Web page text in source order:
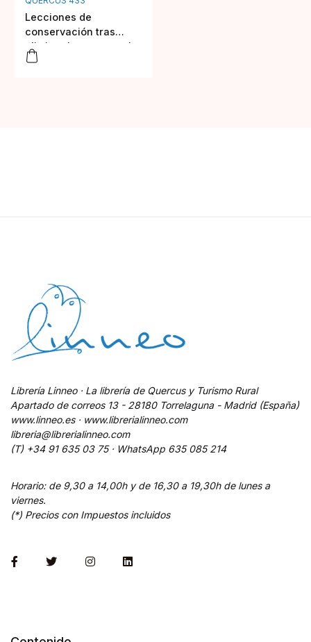
Lecciones de
conservación tras
eliminar las ratas en la
isla de Sa Dragonera
Librería Linneo · La librería de Quercus y Turismo Rural
Apartado de correos 13 - 28180 Torrelaguna - Madrid (España)
www.linneo.es · www.librerialinneo.com
libreria@librerialinneo.com
(T) +34 91 635 03 75 · WhatsApp 635 085 214
Horario: de 9,30 a 14,00h y de 16,30 a 19,30h de lunes a
viernes.
(*) Precios con Impuestos incluidos